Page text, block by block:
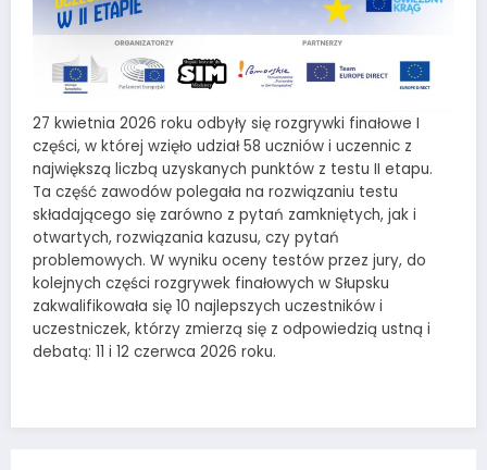
27 kwietnia 2026 roku odbyły się rozgrywki finałowe I
części, w której wzięło udział 58 uczniów i uczennic z
największą liczbą uzyskanych punktów z testu II etapu.
Ta część zawodów polegała na rozwiązaniu testu
składającego się zarówno z pytań zamkniętych, jak i
otwartych, rozwiązania kazusu, czy pytań
problemowych. W wyniku oceny testów przez jury, do
kolejnych części rozgrywek finałowych w Słupsku
zakwalifikowała się 10 najlepszych uczestników i
uczestniczek, którzy zmierzą się z odpowiedzią ustną i
debatą: 11 i 12 czerwca 2026 roku.